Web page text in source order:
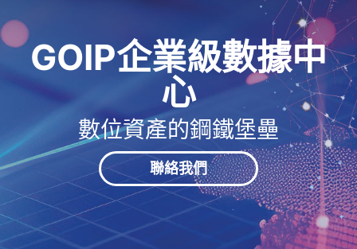
GOIP企業級數據中
心
數位資產的鋼鐵堡壘
聯絡我們